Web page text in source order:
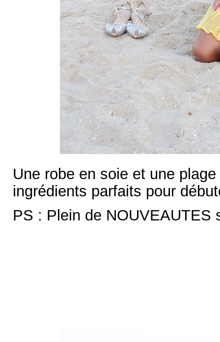
Une robe en soie et une
ingrédients parfaits pour
PS : Plein de NOUVEAUTES